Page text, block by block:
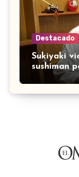
Destacado
Sukiyaki
sushiman